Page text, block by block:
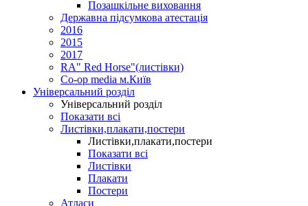
Позашкільне виховання
Державна підсумкова атестація
2016
2015
2017
RA" Red Horse"(листівки)
Co-op media м.Київ
Універсальний розділ
Універсальний розділ
Показати всі
Листівки,плакати,постери
Листівки,плакати,постери
Показати всі
Листівки
Плакати
Постери
Атласи